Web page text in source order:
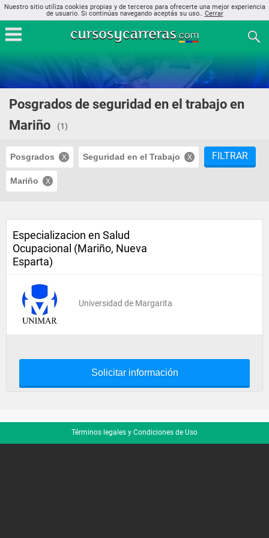
Nuestro sitio utiliza cookies propias y de terceros para ofrecerte una mejor experiencia
de usuario. Si continúas navegando aceptás su uso.. Cerrar
Posgrados de seguridad en el trabajo en
Mariño
(1)
Posgrados Seguridad en el Trabajo
Mariño
FILTRAR
Especializacion en Salud
Ocupacional (Mariño, Nueva
Esparta)
Universidad de Margarita
Solicitar información
Términos legales y Condiciones de Uso